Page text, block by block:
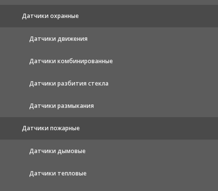
Датчики охранные
Датчики движения
Датчики комбинированные
Датчики разбития стекла
Датчики размыкания
Датчики пожарные
Датчики дымовые
Датчики тепловые